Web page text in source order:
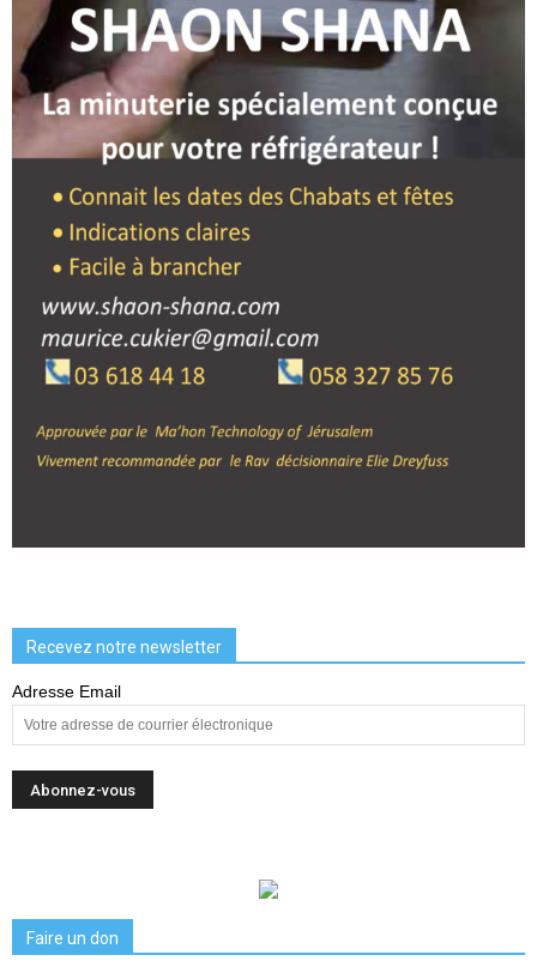
Recevez notre newsletter
Adresse Email
Faire un don